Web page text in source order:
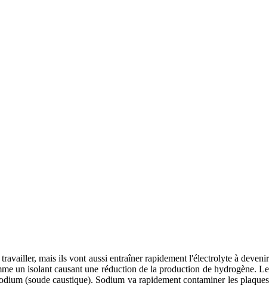
mais ils vont aussi entraîner rapidement l'électrolyte à devenir
un isolant causant une réduction de la production de hydrogène. Le
(soude caustique). Sodium va rapidement contaminer les plaques